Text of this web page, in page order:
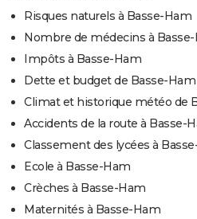
Risques naturels à Basse-Ham
Nombre de médecins à
Impôts à Basse-Ham
Dette et budget de Basse-Ham
Climat et historique météo de
Accidents de la route à Basse-
Classement des lycées à
Ecole à Basse-Ham
Crèches à Basse-Ham
Maternités à Basse-Ham